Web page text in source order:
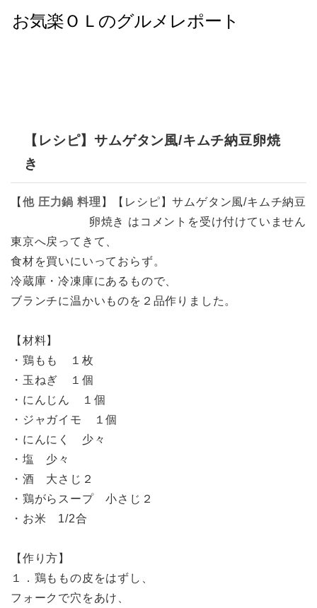
【レシピ】サムゲタン風/キムチ納豆卵焼
き
【他 圧力鍋 料理 】
【レシピ】サムゲタン風/キムチ納豆
卵焼き は コメントを受け付けていません
東京へ戻ってきて、
食材を買いにいっておらず。
冷蔵庫・冷凍庫にあるもので、
ブランチに温かいものを２品作りました。
【材料】
・鶏もも １枚
・玉ねぎ １個
・にんじん １個
・ジャガイモ １個
・にんにく 少々
・塩 少々
・酒 大さじ２
・鶏がらスープ 小さじ２
・お米 1/2合
【作り方】
１．鶏ももの皮をはずし、
フォークで穴をあけ、